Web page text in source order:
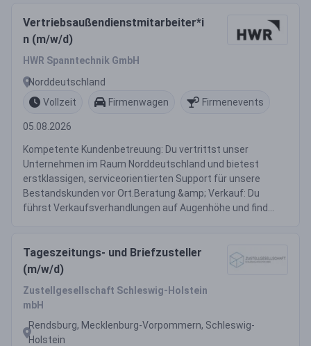
Vertriebsaußendienstmitarbeiter*i
n (m/w/d)
HWR Spanntechnik GmbH
Norddeutschland
Vollzeit
Firmenwagen Firmenevents
05.08.2026
Kompetente Kundenbetreuung: Du vertrittst unser
Unternehmen im Raum Norddeutschland und bietest
erstklassigen, serviceorientierten Support für unsere
Bestandskunden vor Ort.Beratung &amp; Verkauf: Du
führst Verkaufsverhandlungen auf Augenhöhe und find...
Tageszeitungs- und Briefzusteller
(m/w/d)
Zustellgesellschaft Schleswig-Holstein
mbH
Rendsburg, Mecklenburg-Vorpommern, Schleswig-
Holstein